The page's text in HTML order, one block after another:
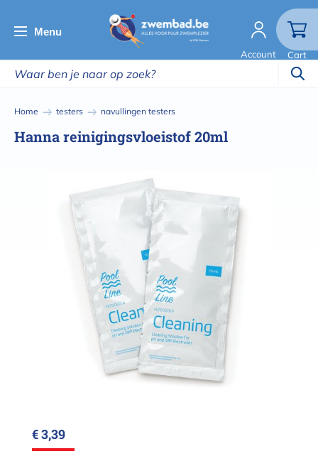
en
de
inhoud
Menu
Account Cart
Kruimelpad
Home testers navullingen testers
Hanna reinigingsvloeistof 20ml
€ 3,39